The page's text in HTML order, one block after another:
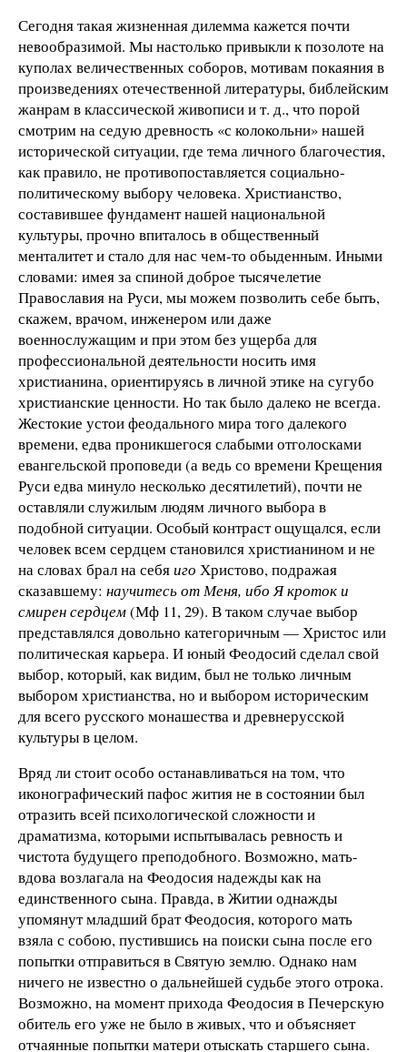
Сегодня такая жизненная дилемма кажется почти
невообразимой. Мы настолько привыкли к позолоте на
куполах величественных соборов, мотивам покаяния в
произведениях отечественной литературы, библейским
жанрам в классической живописи и т. д., что порой
смотрим на седую древность «с колокольни» нашей
исторической ситуации, где тема личного благочестия,
как правило, не противопоставляется социально-
политическому выбору человека. Христианство,
составившее фундамент нашей национальной
культуры, прочно впиталось в общественный
менталитет и стало для нас чем-то обыденным. Иными
словами: имея за спиной доброе тысячелетие
Православия на Руси, мы можем позволить себе быть,
скажем, врачом, инженером или даже
военнослужащим и при этом без ущерба для
профессиональной деятельности носить имя
христианина, ориентируясь в личной этике на сугубо
христианские ценности. Но так было далеко не всегда.
Жестокие устои феодального мира того далекого
времени, едва проникшегося слабыми отголосками
евангельской проповеди (а ведь со времени Крещения
Руси едва минуло несколько десятилетий), почти не
оставляли служилым людям личного выбора в
подобной ситуации. Особый контраст ощущался, если
человек всем сердцем становился христианином и не
на словах брал на себяиго Христово, подражая
сказавшему: научитесь от Меня, ибо Я кроток и
смирен сердцем(Мф 11, 29). В таком случае выбор
представлялся довольно категоричным — Христос или
политическая карьера. И юный Феодосий сделал свой
выбор, который, как видим, был не только личным
выбором христианства, но и выбором историческим
для всего русского монашества и древнерусской
культуры в целом.
Вряд ли стоит особо останавливаться на том, что
иконографический пафос жития не в состоянии был
отразить всей психологической сложности и
драматизма, которыми испытывалась ревность и
чистота будущего преподобного. Возможно, мать-
вдова возлагала на Феодосия надежды как на
единственного сына. Правда, в Житии однажды
упомянут младший брат Феодосия, которого мать
взяла с собою, пустившись на поиски сына после его
попытки отправиться в Святую землю. Однако нам
ничего не известно о дальнейшей судьбе этого отрока.
Возможно, на момент прихода Феодосия в Печерскую
обитель его уже не было в живых, что и объясняет
отчаянные попытки матери отыскать старшего сына.